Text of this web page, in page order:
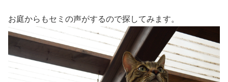
お庭からもセミの声がするので探してみます。